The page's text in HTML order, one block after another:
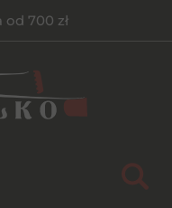
700 zł